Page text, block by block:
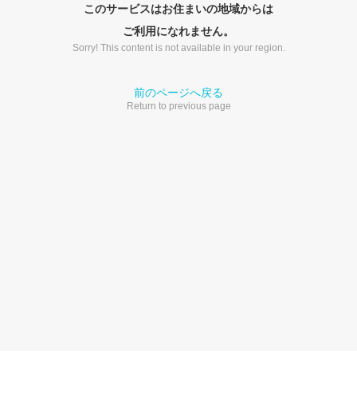
このサービスはお住まいの地域からは
ご利用になれません。
Sorry! This content is not available in your region.
前のページへ戻る
Return to previous page